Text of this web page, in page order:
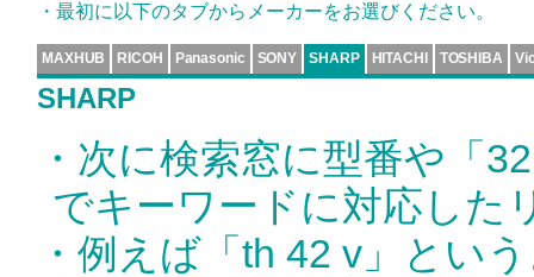
・最初に以下のタブからメーカーをお選びください。
MAXHUB RICOH Panasonic SONY SHARP HITACHI TOSHIBA
SHARP
・次に検索窓に型番や「
でキーワードに対応した
・例えば「th 42 v」とい